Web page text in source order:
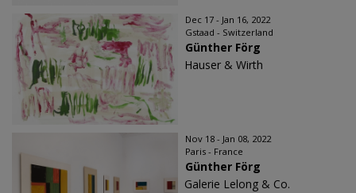
Dec 17 - Jan 16, 2022
Gstaad - Switzerland
Günther Förg
Hauser & Wirth
Nov 18 - Jan 08, 2022
Paris - France
Günther Förg
Galerie Lelong & Co.